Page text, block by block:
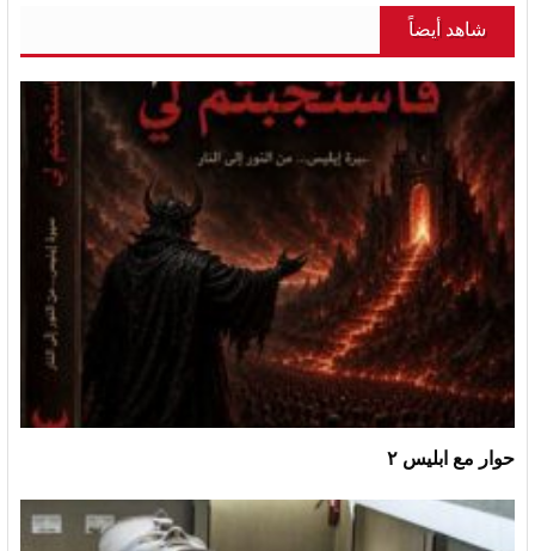
شاهد أيضاً
حوار مع ابليس ٢